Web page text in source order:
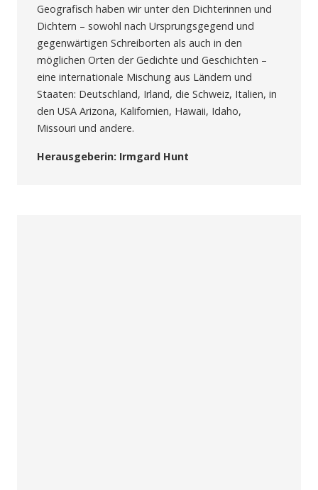
Geografisch haben wir unter den Dichterinnen und
Dichtern – sowohl nach Ursprungsgegend und
gegenwärtigen Schreiborten als auch in den
möglichen Orten der Gedichte und Geschichten –
eine internationale Mischung aus Ländern und
Staaten: Deutschland, Irland, die Schweiz, Italien, in
den USA Arizona, Kalifornien, Hawaii, Idaho,
Missouri und andere.
Herausgeberin: Irmgard Hunt